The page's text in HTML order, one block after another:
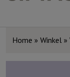
Home » Winkel »